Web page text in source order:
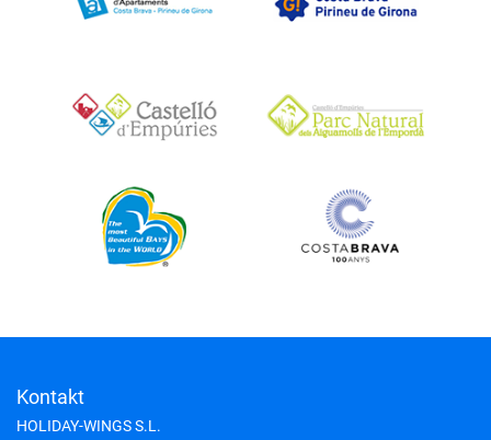
Kontakt
HOLIDAY-WINGS S.L.